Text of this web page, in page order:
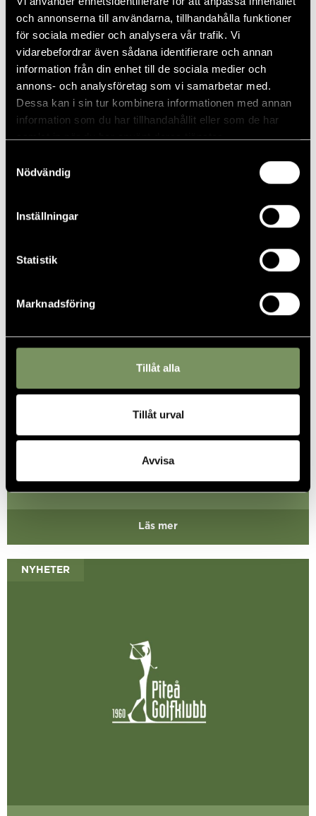
och annonserna till användarna, tillhandahålla funktioner
för sociala medier och analysera vår trafik. Vi
vidarebefordrar även sådana identifierare och annan
information från din enhet till de sociala medier och
annons- och analysföretag som vi samarbetar med.
Dessa kan i sin tur kombinera informationen med annan
information som du har tillhandahållit eller som de har
samlat in när du har använt deras tjänster.
Nödvändig
Inställningar
Statistik
Marknadsföring
Tillåt alla
Tillåt urval
Avvisa
26...
Läs mer
Golfbilsförbud
Läs mer
NYHETER